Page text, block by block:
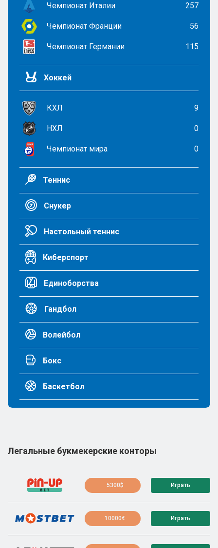
Чемпионат Италии 257
Чемпионат Франции 56
Чемпионат Германии 115
Хоккей
КХЛ 9
НХЛ 0
Чемпионат мира 0
Теннис
Снукер
Настольный теннис
Киберспорт
Единоборства
Гандбол
Волейбол
Бокс
Баскетбол
Легальные букмекерские конторы
5300$ Играть
10000€ Играть